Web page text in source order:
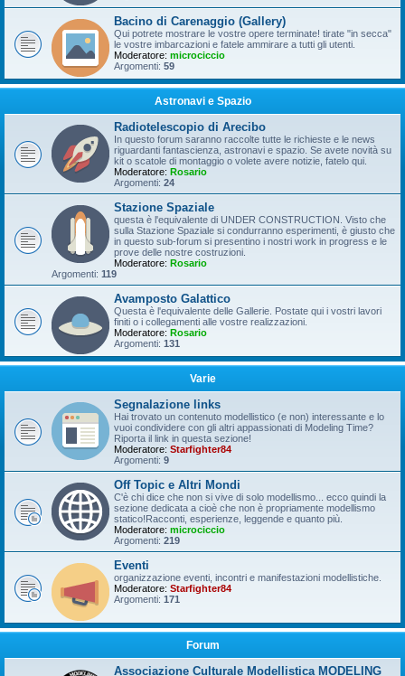
Bacino di Carenaggio (Gallery)
Qui potrete mostrare le vostre opere terminate! tirate "in secca"
le vostre imbarcazioni e fatele ammirare a tutti gli utenti.
Moderatore: microciccio
Argomenti: 59
Astronavi e Spazio
Radiotelescopio di Arecibo
In questo forum saranno raccolte tutte le richieste e le news
riguardanti fantascienza, astronavi e spazio. Se avete novità su
kit o scatole di montaggio o volete avere notizie, fatelo qui.
Moderatore: Rosario
Argomenti: 24
Stazione Spaziale
questa è l'equivalente di UNDER CONSTRUCTION. Visto che
sulla Stazione Spaziale si condurranno esperimenti, è giusto che
in questo sub-forum si presentino i nostri work in progress e le
prove delle nostre costruzioni.
Moderatore: Rosario
Argomenti: 119
Avamposto Galattico
Questa è l'equivalente delle Gallerie. Postate qui i vostri lavori
finiti o i collegamenti alle vostre realizzazioni.
Moderatore: Rosario
Argomenti: 131
Varie
Segnalazione links
Hai trovato un contenuto modellistico (e non) interessante e lo
vuoi condividere con gli altri appassionati di Modeling Time?
Riporta il link in questa sezione!
Moderatore: Starfighter84
Argomenti: 9
Off Topic e Altri Mondi
C'è chi dice che non si vive di solo modellismo... ecco quindi la
sezione dedicata a cioè che non è propriamente modellismo
statico!Racconti, esperienze, leggende e quanto più.
Moderatore: microciccio
Argomenti: 219
Eventi
organizzazione eventi, incontri e manifestazioni modellistiche.
Moderatore: Starfighter84
Argomenti: 171
Forum
Associazione Culturale Modellistica MODELING